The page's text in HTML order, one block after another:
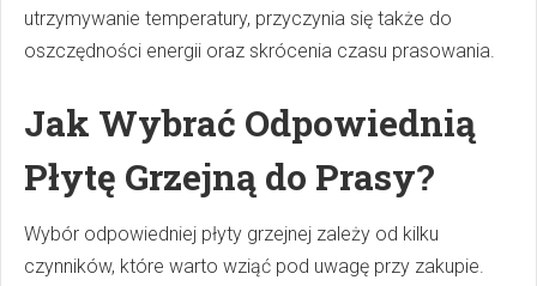
utrzymywanie temperatury, przyczynia się także do
oszczędności energii oraz skrócenia czasu prasowania.
Jak Wybrać Odpowiednią
Płytę Grzejną do Prasy?
Wybór odpowiedniej płyty grzejnej zależy od kilku
czynników, które warto wziąć pod uwagę przy zakupie.